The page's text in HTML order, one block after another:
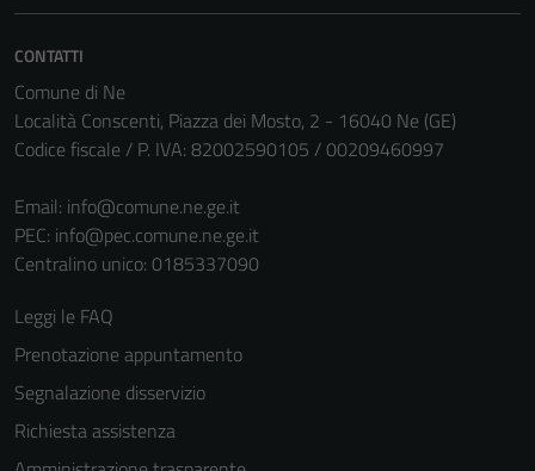
CONTATTI
Comune di Ne
Località Conscenti, Piazza dei Mosto, 2 - 16040 Ne (GE)
Codice fiscale / P. IVA: 82002590105 / 00209460997
Email: info@comune.ne.ge.it
PEC: info@pec.comune.ne.ge.it
Centralino unico: 0185337090
Leggi le FAQ
Prenotazione appuntamento
Segnalazione disservizio
Richiesta assistenza
Questi cookie
non raccolgono